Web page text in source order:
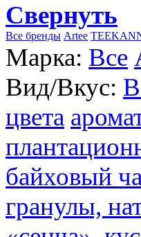
Свернуть
Все бренды Artee
Марка: Все
Вид/Вкус:
цвета
байховый
гранулы,